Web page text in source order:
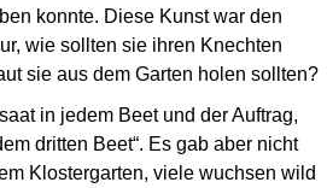
konnte. Diese Kunst war den
wie sollten sie ihren Knechten
sie aus dem Garten holen sollten?
in jedem Beet und der Auftrag,
dritten Beet . Es gab aber nicht
Klostergarten, viele wuchsen wild